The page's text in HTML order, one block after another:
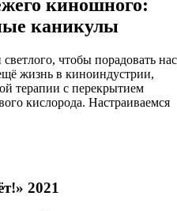
киношного:
каникулы
чтобы порадовать нас
жизнь в киноиндустрии,
терапии с перекрытием
кислорода. Настраиваемся
2021